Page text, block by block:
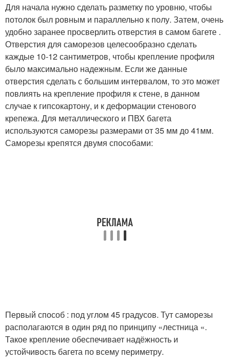
Для начала нужно сделать разметку по уровню, чтобы
потолок был ровным и параллельно к полу. Затем, очень
удобно заранее просверлить отверстия в самом багете .
Отверстия для саморезов целесообразно сделать
каждые 10-12 сантиметров, чтобы крепление профиля
было максимально надежным. Если же данные
отверстия сделать с большим интервалом, то это может
повлиять на крепление профиля к стене, в данном
случае к гипсокартону, и к деформации стенового
крепежа. Для металлического и ПВХ багета
используются саморезы размерами от 35 мм до 41мм.
Саморезы крепятся двумя способами:
Первый способ : под углом 45 градусов. Тут саморезы
располагаются в один ряд по принципу «лестница «.
Такое крепление обеспечивает надёжность и
устойчивость багета по всему периметру.